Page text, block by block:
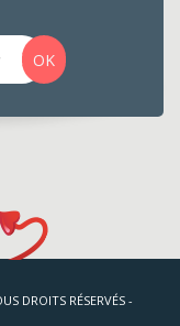
OK
DROITS RÉSERVÉS -